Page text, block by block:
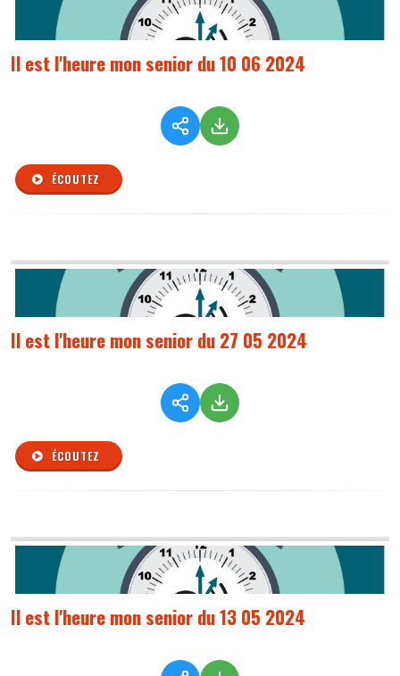
Il est l'heure mon senior du 10 06 2024
ÉCOUTEZ
Il est l'heure mon senior du 27 05 2024
ÉCOUTEZ
Il est l'heure mon senior du 13 05 2024